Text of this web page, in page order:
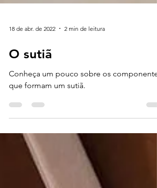
18 de abr. de 2022
O sutiã
Conheça um pouco sobre os componentes
que formam um sutiã.